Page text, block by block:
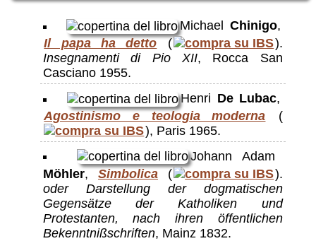
Michael Chinigo,
Il papa ha detto
(
).
Insegnamenti di Pio XII, Rocca San
Casciano 1955.
Henri De Lubac,
Agostinismo e teologia moderna
(
), Paris 1965.
Johann Adam
Möhler, Simbolica (
).
oder Darstellung der dogmatischen
Gegensätze der Katholiken und
Protestanten, nach ihren öffentlichen
Bekenntnißschriften, Mainz 1832.